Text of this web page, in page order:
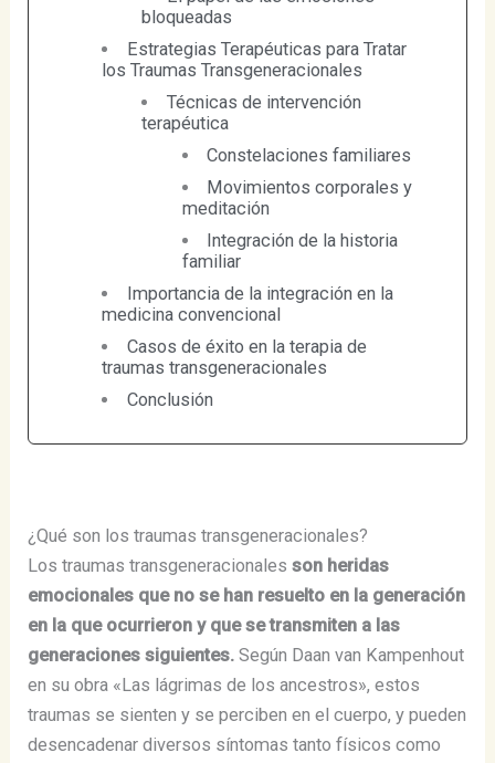
bloqueadas
Estrategias Terapéuticas para Tratar
los Traumas Transgeneracionales
Técnicas de intervención
terapéutica
Constelaciones familiares
Movimientos corporales y
meditación
Integración de la historia
familiar
Importancia de la integración en la
medicina convencional
Casos de éxito en la terapia de
traumas transgeneracionales
Conclusión
¿Qué son los traumas transgeneracionales?
Los traumas transgeneracionalesson heridas
emocionales que no se han resuelto en la generación
en la que ocurrieron y que se transmiten a las
generaciones siguientes. Según Daan van Kampenhout
en su obra «Las lágrimas de los ancestros», estos
traumas se sienten y se perciben en el cuerpo, y pueden
desencadenar diversos síntomas tanto físicos como